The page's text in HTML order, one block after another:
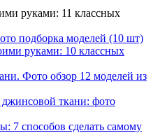
руками: 11 классных
подборка моделей (10 шт)
руками: 10 классных
Фото обзор 12 моделей из
ткани: фото
7 способов сделать самому